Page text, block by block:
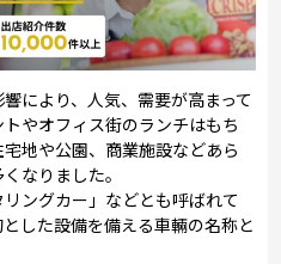
により、人気、需要が高まって
やオフィス街のランチはもち
地や公園、商業施設などあら
なりました。
ングカー」などとも呼ばれて
した設備を備える車輛の名称と